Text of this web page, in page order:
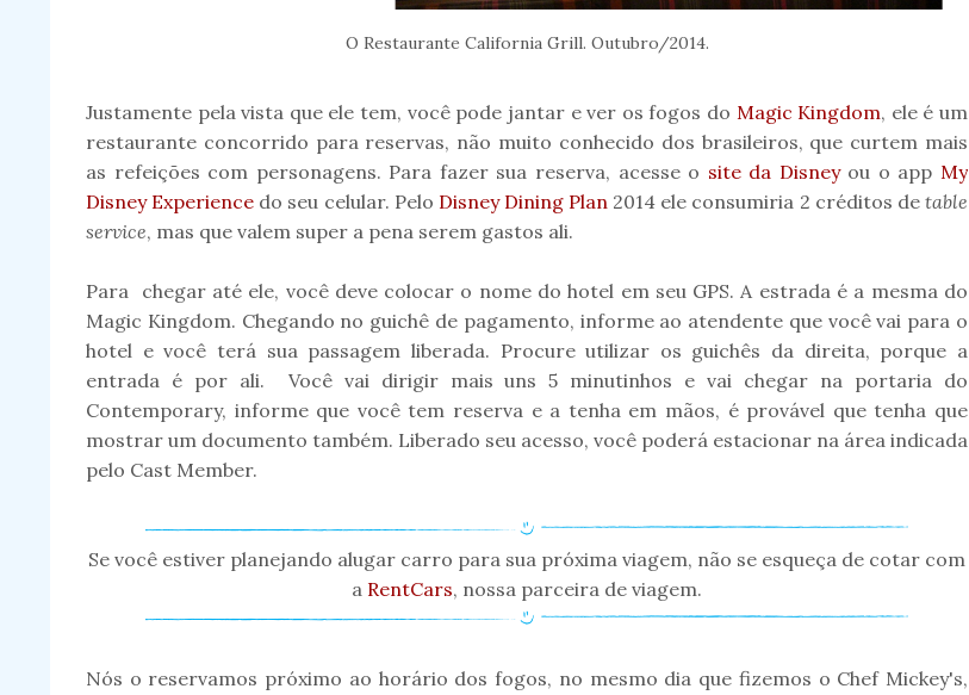
O Restaurante California Grill. Outubro/2014.
Justamente pela vista que ele tem, você pode jantar e ver os fogos do Magic Kingdom, ele é um
restaurante concorrido para reservas, não muito conhecido dos brasileiros, que curtem mais
as refeições com personagens. Para fazer sua reserva, acesse o site da Disneyou o app My
Disney Experience do seu celular. Pelo Disney Dining Plan 2014 ele consumiria 2 créditos detable
service, mas que valem super a pena serem gastos ali.
Para chegar até ele, você deve colocar o nome do hotel em seu GPS. A estrada é a mesma do
Magic Kingdom. Chegando no guichê de pagamento, informe ao atendente que você vai para o
hotel e você terá sua passagem liberada. Procure utilizar os guichês da direita, porque a
entrada é por ali. Você vai dirigir mais uns 5 minutinhos e vai chegar na portaria do
Contemporary, informe que você tem reserva e a tenha em mãos, é provável que tenha que
mostrar um documento também. Liberado seu acesso, você poderá estacionar na área indicada
pelo Cast Member.
Se você estiver planejando alugar carro para sua próxima viagem, não se esqueça de cotar com
a RentCars, nossa parceira de viagem.
Nós o reservamos próximo ao horário dos fogos, no mesmo dia que fizemos o Chef Mickey's,